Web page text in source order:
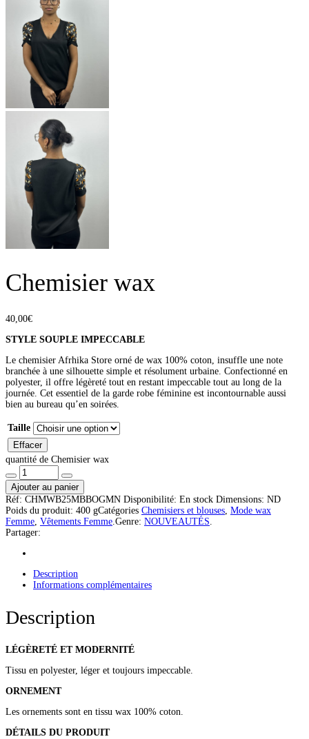
Chemisier wax
40,00€
STYLE SOUPLE IMPECCABLE
Le chemisier Afrhika Store orné de wax 100% coton, insuffle une note
branchée à une silhouette simple et résolument urbaine. Confectionné en
polyester, il offre légèreté tout en restant impeccable tout au long de la
journée. Cet essentiel de la garde robe féminine est incontournable aussi
bien au bureau qu’en soirées.
Taille
Effacer
quantité de Chemisier wax
Ajouter au panier
Réf: CHMWB25MBBOGMN Disponibilité: En stock Dimensions: ND
Poids du produit: 400 gCatégories Chemisiers et blouses Mode wax
Femme Vêtements Femme Genre: NOUVEAUTÉS
Partager:
Description
Informations complémentaires
Description
LÉGÈRETÉ ET MODERNITÉ
Tissu en polyester, léger et toujours impeccable.
ORNEMENT
Les ornements sont en tissu wax 100% coton.
DÉTAILS DU PRODUIT